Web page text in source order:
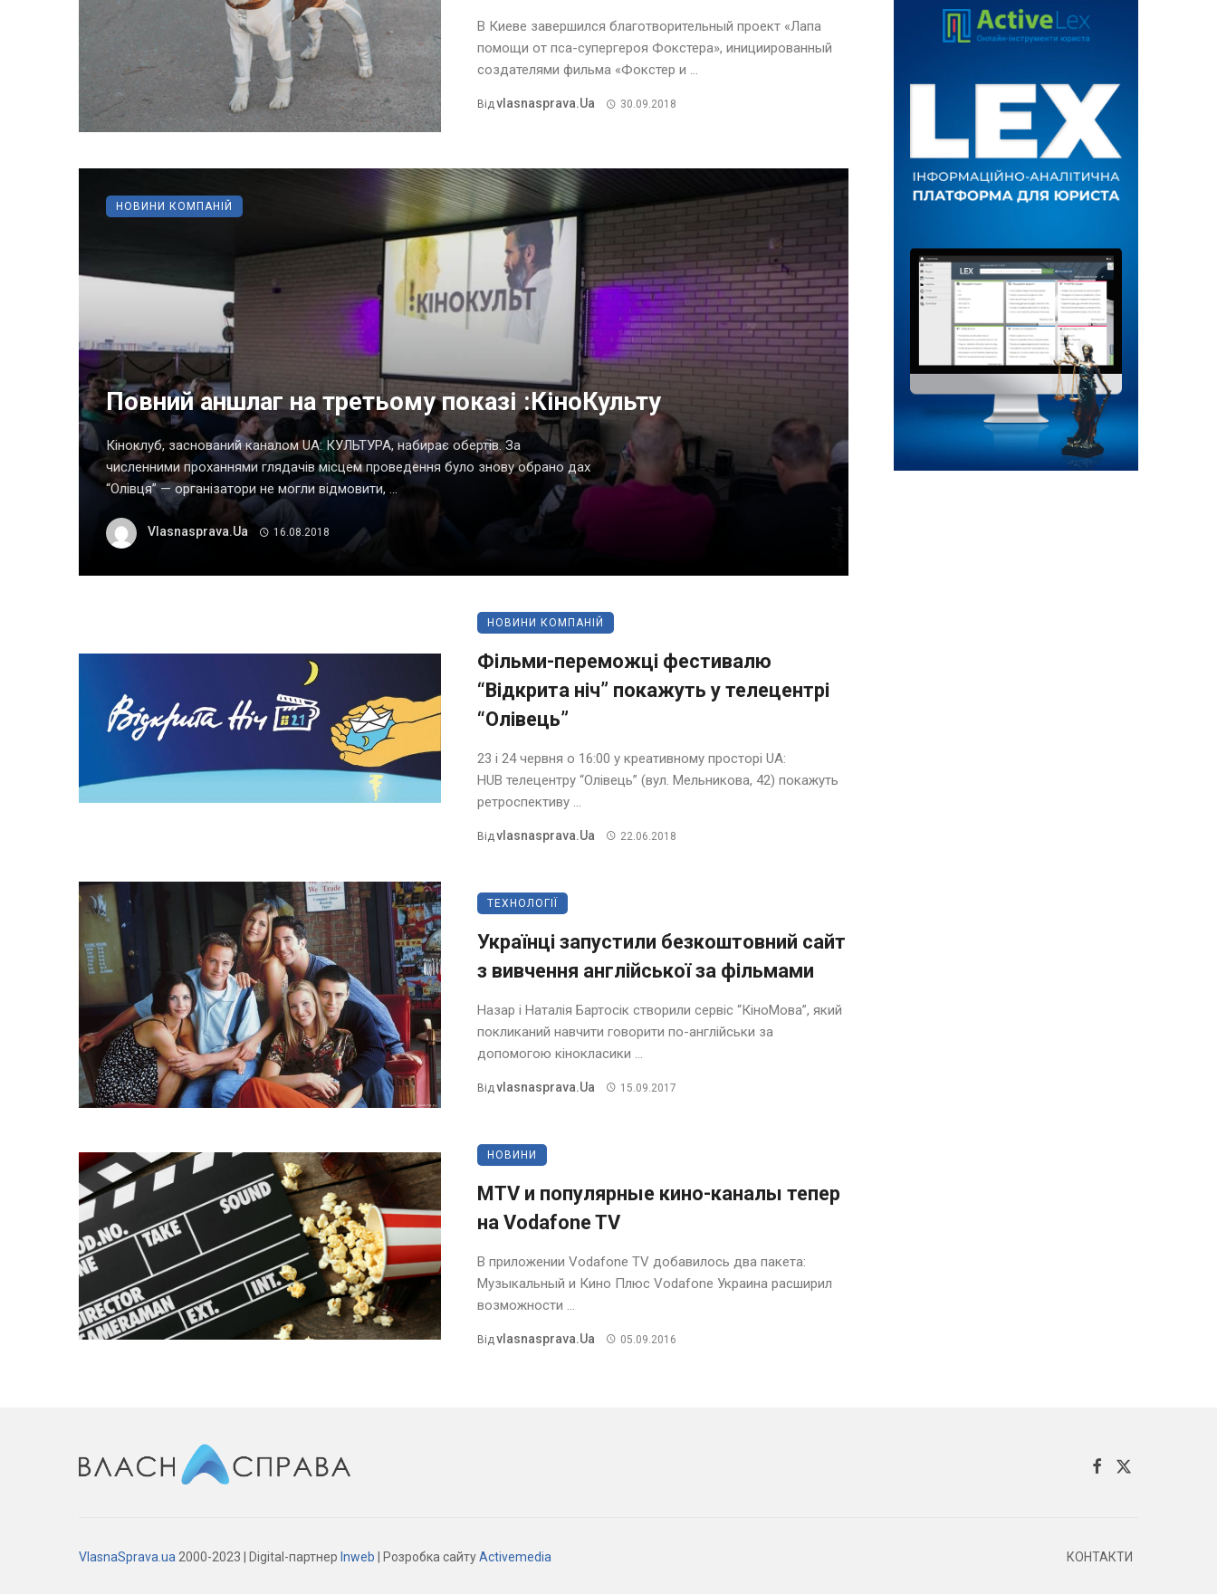
В Киеве завершился благотворительный проект «Лапа
помощи от пса-супергероя Фокстера», инициированный
создателями фильма «Фокстер и ...
ВідVlasnasprava.ua 30.09.2018
Повний аншлаг на третьому показі :КіноКульту
Кіноклуб, заснований каналом UA: КУЛЬТУРА, набирає обертів. За
численними проханнями глядачів місцем проведення було знову обрано дах
“Олівця” — організатори не могли відмовити, ...
Vlasnasprava.ua 16.08.2018
НОВИНИ КОМПАНІЙ
НОВИНИ КОМПАНІЙ
Фільми-переможці фестивалю
“Відкрита ніч” покажуть у телецентрі
“Олівець”
23 і 24 червня о 16:00 у креативному просторі UA:
HUB телецентру “Олівець” (вул. Мельникова, 42) покажуть
ретроспективу ...
Від Vlasnasprava.ua 22.06.2018
ТЕХНОЛОГІЇ
Українці запустили безкоштовний сайт
з вивчення англійської за фільмами
Назар і Наталія Бартосік створили сервіс “КіноМова”, який
покликаний навчити говорити по-англійськи за
допомогою кінокласики ...
Від Vlasnasprava.ua 15.09.2017
НОВИНИ
MTV и популярные кино-каналы тепер
на Vodafone TV
В приложении Vodafone TV добавилось два пакета:
Музыкальный и Кино Плюс Vodafone Украина расширил
возможности ...
Від Vlasnasprava.ua 05.09.2016
VlasnaSprava.ua 2000-2023 | Digital-партнер Inweb | Розробка сайтуActivemedia КОНТАКТИ